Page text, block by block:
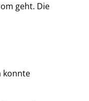
geht. Die
konnte